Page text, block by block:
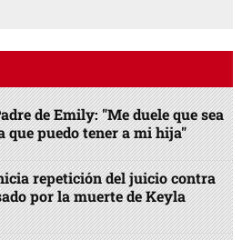
de Emily: "Me duele que sea
que puedo tener a mi hija"
repetición del juicio contra
por la muerte de Keyla